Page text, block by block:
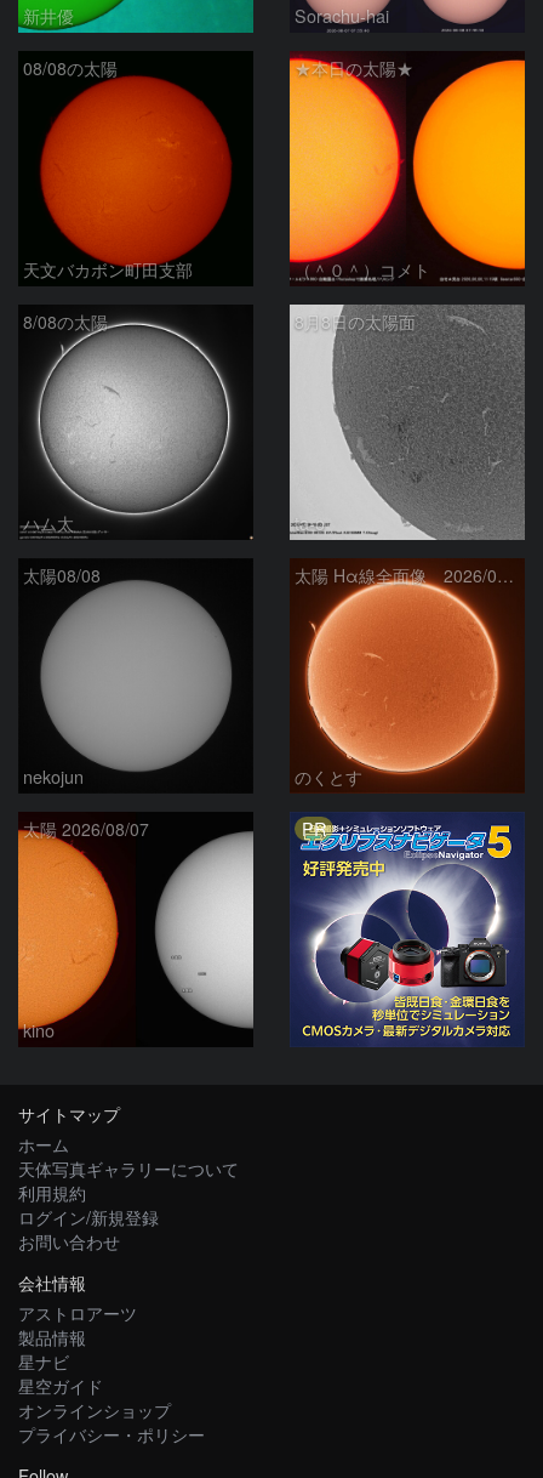
新井優 Sorachu-hai
08/08の太陽
天文バカボン町田支部
★本日の太陽★
（＾０＾）コメト
8/08の太陽
ハム太
8月8日の太陽面
ta-o
太陽08/08
nekojun
太陽 Hα線全面像 2026/08/08
のくとす
太陽 2026/08/07
kino
PR
サイトマップ
ホーム
天体写真ギャラリーについて
利用規約
ログイン/新規登録
お問い合わせ
会社情報
アストロアーツ
製品情報
星ナビ
星空ガイド
オンラインショップ
プライバシー・ポリシー